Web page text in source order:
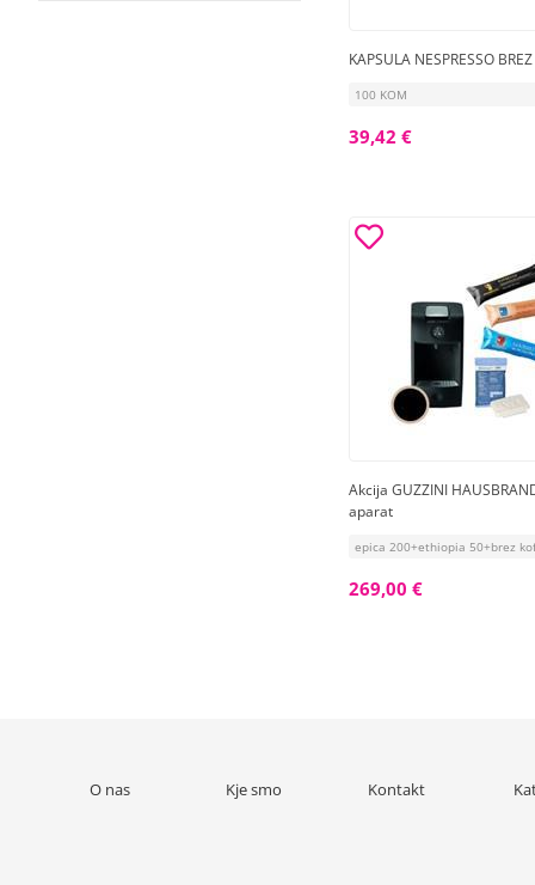
KAPSULA NESPRESSO
100 KOM
39,42 €
Akcija GUZZINI
aparat
epica 200+ethiopia 50+brez
269,00 €
O nas Kje smo Kontakt